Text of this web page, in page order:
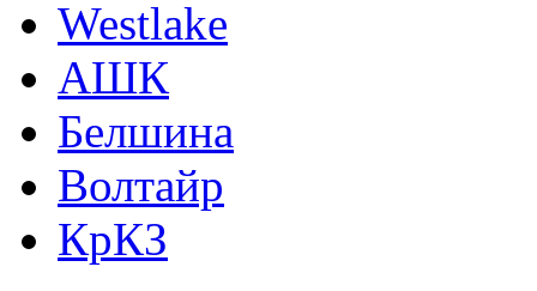
Westlake
АШК
Белшина
Волтайр
КрКЗ